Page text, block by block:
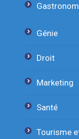
Génie
Droit
Marketing
Santé
Tourisme